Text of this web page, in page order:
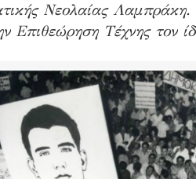
Νεολαίας
Επιθεώρηση Τέχνης τον